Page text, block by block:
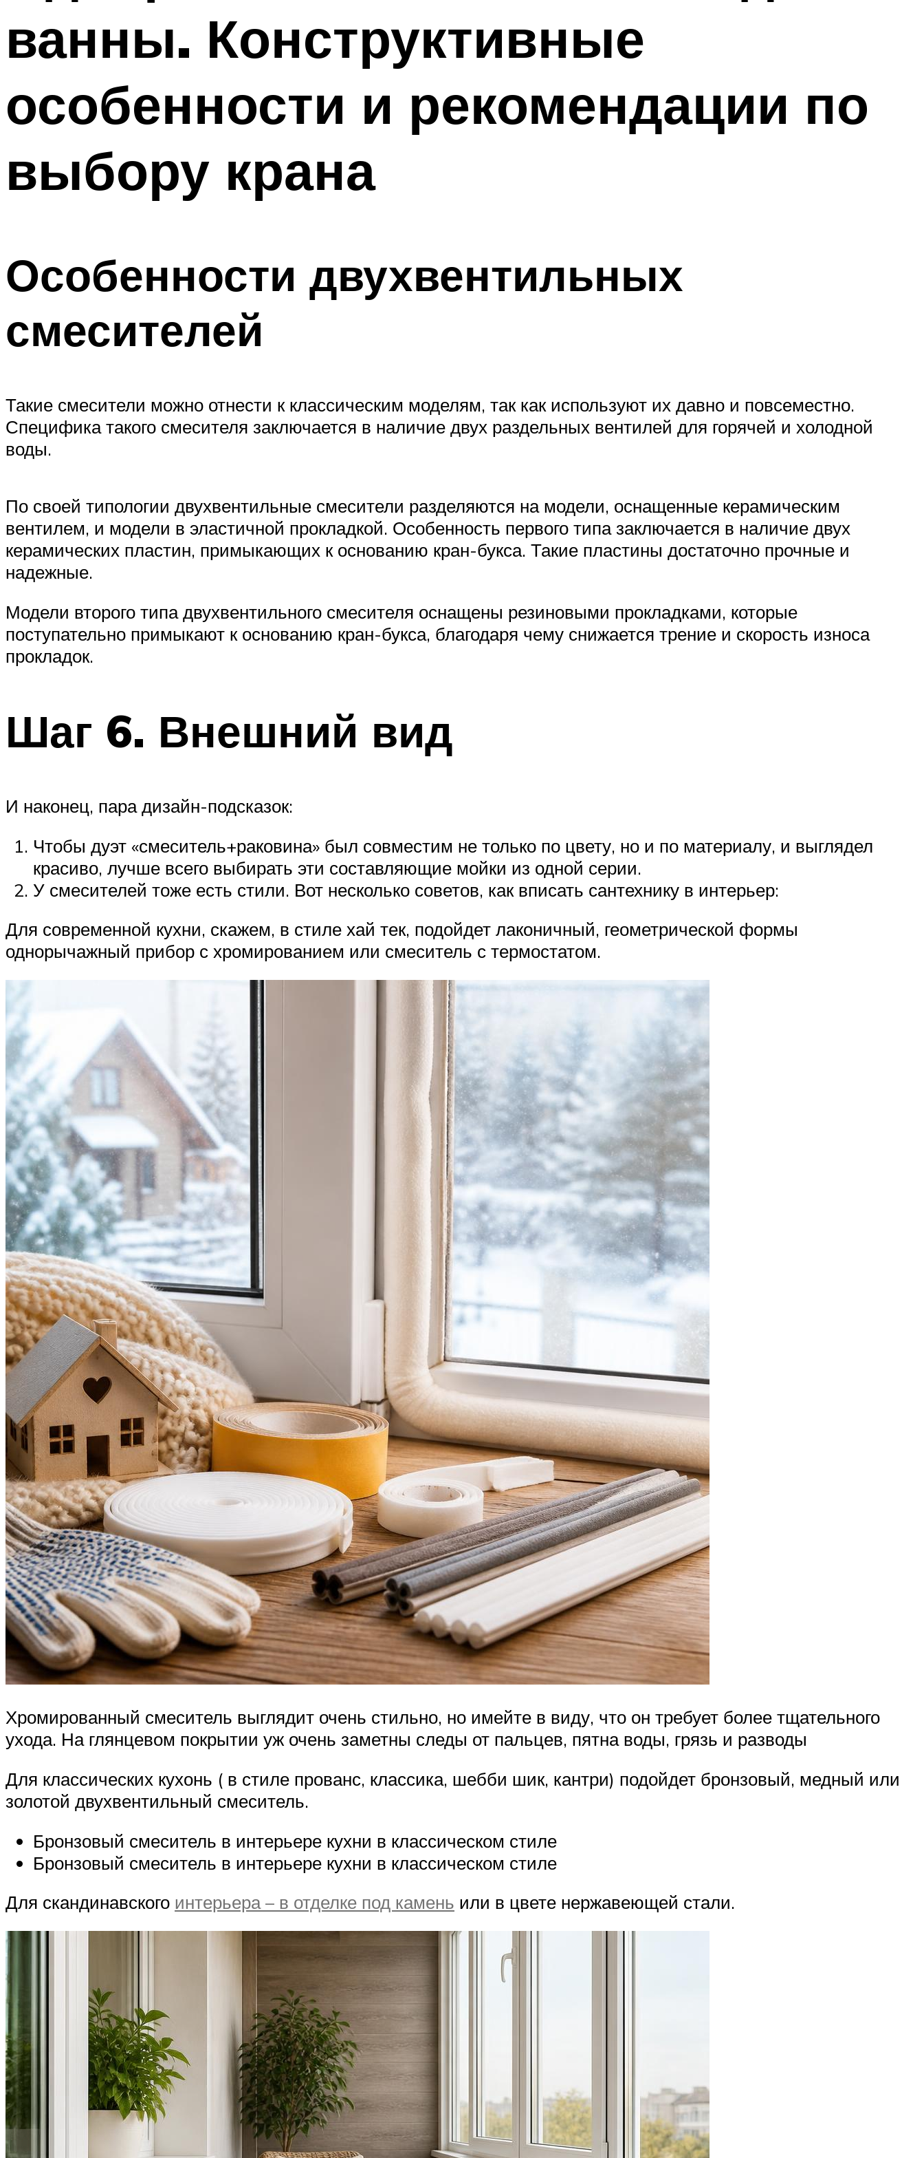
ванны. Конструктивные
особенности и рекомендации по
выбору крана
Особенности двухвентильных
смесителей
Такие смесители можно отнести к классическим моделям, так как используют их давно и повсеместно.
Специфика такого смесителя заключается в наличие двух раздельных вентилей для горячей и холодной
воды.
По своей типологии двухвентильные смесители разделяются на модели, оснащенные керамическим
вентилем, и модели в эластичной прокладкой. Особенность первого типа заключается в наличие двух
керамических пластин, примыкающих к основанию кран-букса. Такие пластины достаточно прочные и
надежные.
Модели второго типа двухвентильного смесителя оснащены резиновыми прокладками, которые
поступательно примыкают к основанию кран-букса, благодаря чему снижается трение и скорость износа
прокладок.
Шаг 6. Внешний вид
И наконец, пара дизайн-подсказок:
Чтобы дуэт «смеситель+раковина» был совместим не только по цвету, но и по материалу, и выглядел
красиво, лучше всего выбирать эти составляющие мойки из одной серии.
У смесителей тоже есть стили. Вот несколько советов, как вписать сантехнику в интерьер:
Для современной кухни, скажем, в стиле хай тек, подойдет лаконичный, геометрической формы
однорычажный прибор с хромированием или смеситель с термостатом.
Хромированный смеситель выглядит очень стильно, но имейте в виду, что он требует более тщательного
ухода. На глянцевом покрытии уж очень заметны следы от пальцев, пятна воды, грязь и разводы
Для классических кухонь ( в стиле прованс, классика, шебби шик, кантри) подойдет бронзовый, медный или
золотой двухвентильный смеситель.
Бронзовый смеситель в интерьере кухни в классическом стиле
Бронзовый смеситель в интерьере кухни в классическом стиле
Для скандинавского интерьера – в отделке под камень или в цвете нержавеющей стали.